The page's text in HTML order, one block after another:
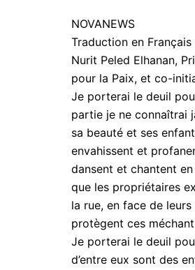
NOVANEWS
Traduction en
Nurit Peled Elhanan,
pour la Paix, et co-
Je porterai le deuil
partie je ne connaîtrai
sa beauté et ses
envahissent et
dansent et chantent
que les propriétaires
la rue, en face de
protègent ces
Je porterai le deuil
d’entre eux sont des